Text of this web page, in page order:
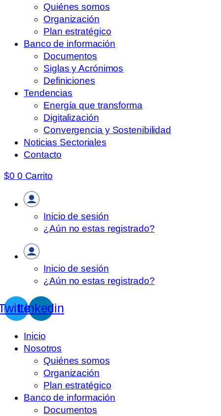
Quiénes somos
Organización
Plan estratégico
Banco de información
Documentos
Siglas y Acrónimos
Definiciones
Tendencias
Energía que transforma
Digitalización
Convergencia y Sostenibilidad
Noticias Sectoriales
Contacto
$0 0 Carrito
Inicio de sesión
¿Aún no estas registrado?
Inicio de sesión
¿Aún no estas registrado?
Linkedin
Inicio
Nosotros
Quiénes somos
Organización
Plan estratégico
Banco de información
Documentos